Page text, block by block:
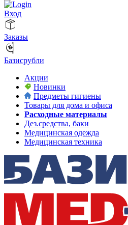
Вход
Заказы
Базисрубли
Акции
Новинки
Предметы гигиены
Товары для дома и офиса
Расходные материалы
Дез.средства, баки
Медицинская одежда
Медицинская техника